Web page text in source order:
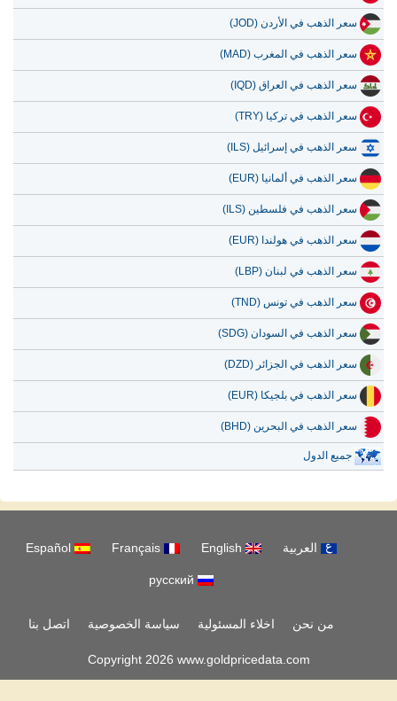
سعر الذهب في الأردن (JOD)
سعر الذهب في المغرب (MAD)
سعر الذهب في العراق (IQD)
سعر الذهب في تركيا (TRY)
سعر الذهب في إسرائيل (ILS)
سعر الذهب في ألمانيا (EUR)
سعر الذهب في فلسطين (ILS)
سعر الذهب في هولندا (EUR)
سعر الذهب في لبنان (LBP)
سعر الذهب في تونس (TND)
سعر الذهب في السودان (SDG)
سعر الذهب في الجزائر (DZD)
سعر الذهب في بلجيكا (EUR)
سعر الذهب في البحرين (BHD)
جميع الدول
العربية Français
Español
من نحن اخلاء المسئولية سياسة الخصوصية اتصل بنا
Copyright 2026 www.goldpricedata.com